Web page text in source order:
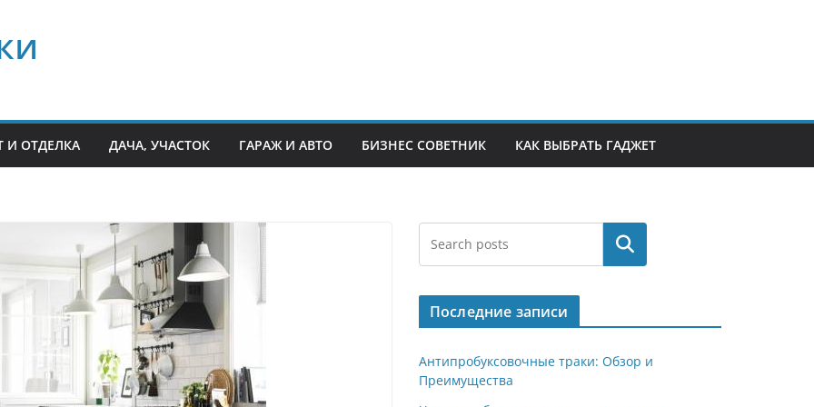
И ОТДЕЛКА ДАЧА, УЧАСТОК ГАРАЖ И АВТО БИЗНЕС СОВЕТНИК КАК ВЫБРАТЬ ГАДЖЕТ
Поиск
Последние записи
Антипробуксовочные траки: Обзор и
Преимущества